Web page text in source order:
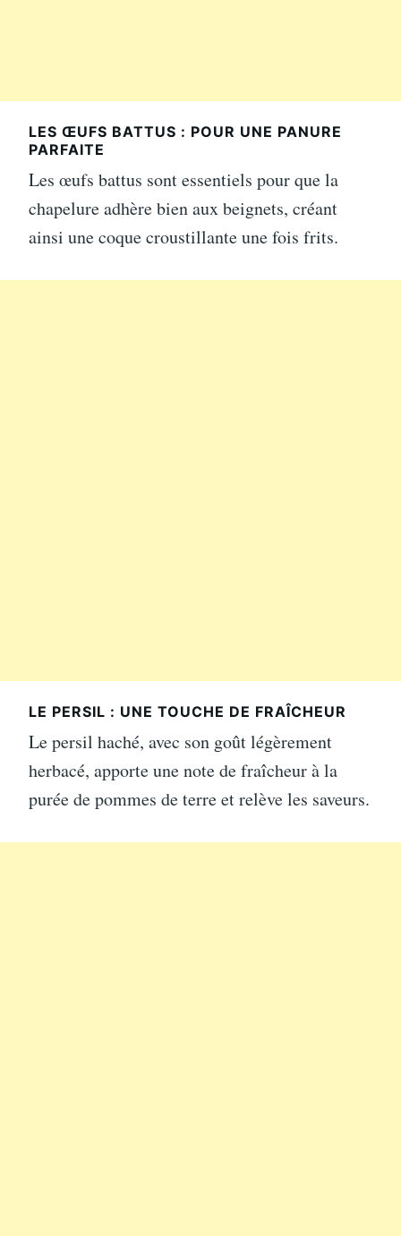
LES ŒUFS BATTUS : POUR UNE PANURE
PARFAITE
Les œufs battus sont essentiels pour que la
chapelure adhère bien aux beignets, créant
ainsi une coque croustillante une fois frits.
LE PERSIL : UNE TOUCHE DE FRAÎCHEUR
Le persil haché, avec son goût légèrement
herbacé, apporte une note de fraîcheur à la
purée de pommes de terre et relève les saveurs.